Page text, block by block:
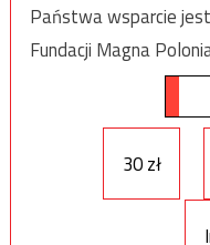
Państwa wsparcie
Fundacji Magna
30 zł